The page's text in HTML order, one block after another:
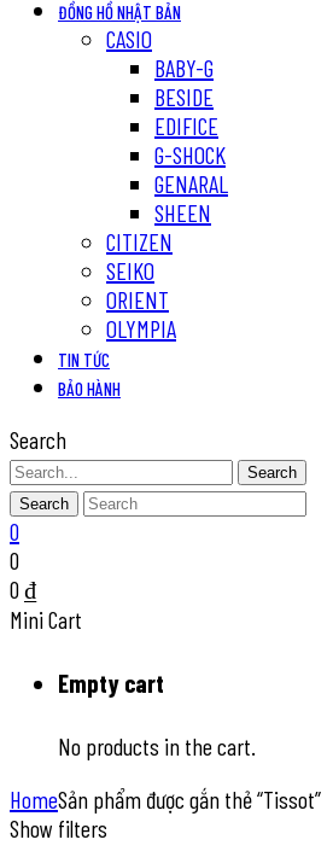
ĐỒNG HỒ NHẬT BẢN
CASIO
BABY-G
BESIDE
EDIFICE
G-SHOCK
GENARAL
SHEEN
CITIZEN
SEIKO
ORIENT
OLYMPIA
TIN TỨC
BẢO HÀNH
Search
Search
Search
0
0
0₫
Mini Cart
Empty cart
No products in the cart.
HomeSản phẩm được gắn thẻ “Tissot”
Show filters